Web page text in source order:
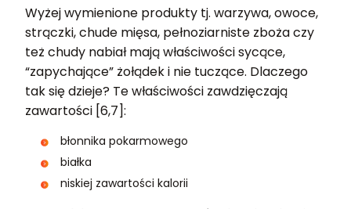
Wyżej wymienione produkty tj. warzywa, owoce,
strączki, chude mięsa, pełnoziarniste zboża czy
też chudy nabiał mają właściwości sycące,
“zapychające” żołądek i nie tuczące. Dlaczego
tak się dzieje? Te właściwości zawdzięczają
zawartości [6,7]:
błonnika pokarmowego
białka
niskiej zawartości kalorii